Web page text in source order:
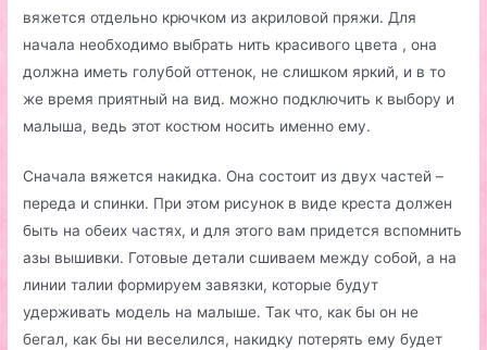
вяжется отдельно крючком из акриловой пряжи. Для
начала необходимо выбрать нить красивого цвета , она
должна иметь голубой оттенок, не слишком яркий, и в то
же время приятный на вид. можно подключить к выбору и
малыша, ведь этот костюм носить именно ему.
Сначала вяжется накидка. Она состоит из двух частей –
переда и спинки. При этом рисунок в виде креста должен
быть на обеих частях, и для этого вам придется вспомнить
азы вышивки. Готовые детали сшиваем между собой, а на
линии талии формируем завязки, которые будут
удерживать модель на малыше. Так что, как бы он не
бегал, как бы ни веселился, накидку потерять ему будет